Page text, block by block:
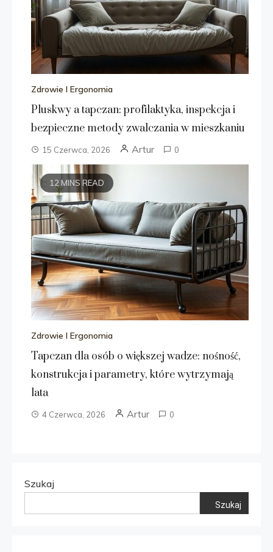
Zdrowie I Ergonomia
Pluskwy a tapczan: profilaktyka, inspekcja i
bezpieczne metody zwalczania w mieszkaniu
15 Czerwca, 2026 Artur 0
12 MINS READ
Zdrowie I Ergonomia
Tapczan dla osób o większej wadze: nośność,
konstrukcja i parametry, które wytrzymają
lata
4 Czerwca, 2026 Artur 0
Szukaj
Szukaj